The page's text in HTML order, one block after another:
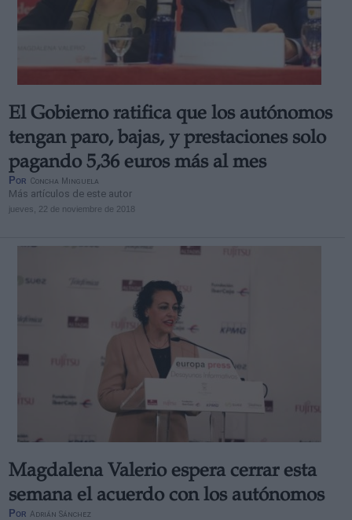
El Gobierno ratifica que los autónomos
tengan paro, bajas, y prestaciones solo
pagando 5,36 euros más al mes
Por Concha Minguela
Más artículos de este autor
jueves, 22 de noviembre de 2018
Magdalena Valerio espera cerrar esta
semana el acuerdo con los autónomos
Por Adrián Sánchez